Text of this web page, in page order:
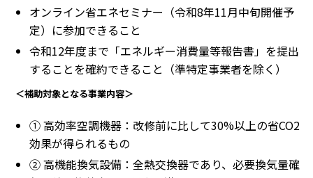
オンライン省エネセミナー（令和8年11月中旬開催予
定）に参加できること
令和12年度まで「エネルギー消費量等報告書」を提出
することを確約できること（準特定事業者を除く）
＜補助対象となる事業内容＞
① 高効率空調機器：改修前に比して30%以上の省CO2
効果が得られるもの
② 高機能換気設備：全熱交換器であり、必要換気量確